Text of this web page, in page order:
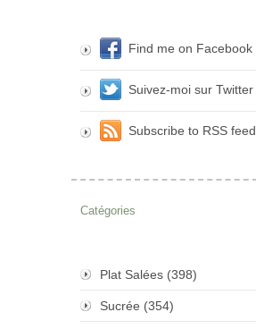
Find me on Facebook
Suivez-moi sur Twitter
Subscribe to RSS feed
Catégories
Plat Salées (398)
Sucrée (354)